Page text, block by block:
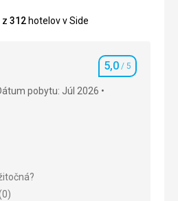
z 312 hotelov v Side
Hodnotenie
5,0 / 5
pobytu: Júl 2026
0)